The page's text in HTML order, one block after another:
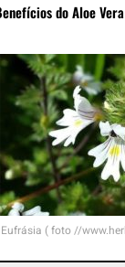
do Aloe
Eufrásia ( foto //